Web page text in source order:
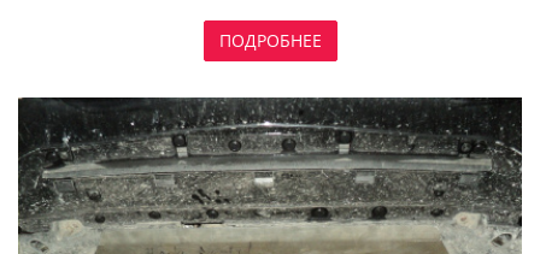
ПОДРОБНЕЕ